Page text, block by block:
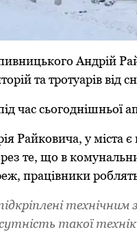
Андрій
та тротуарів від
час сьогоднішньої
Райковича, у міста є
те, що в
працівники
технічним
такої